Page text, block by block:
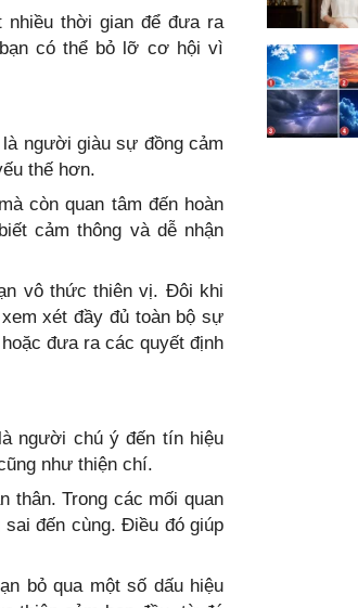
nhiều thời gian để đưa ra
có thể bỏ lỡ cơ hội vì
người giàu sự đồng cảm
thế hơn.
còn quan tâm đến hoàn
cảm thông và dễ nhận
vô thức thiên vị. Đôi khi
xét đầy đủ toàn bộ sự
đưa ra các quyết định
người chú ý đến tín hiệu
như thiện chí.
thân. Trong các mối quan
đến cùng. Điều đó giúp
bỏ qua một số dấu hiệu